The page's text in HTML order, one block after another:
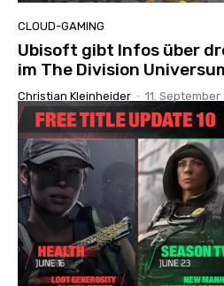
CLOUD-GAMING
Ubisoft gibt Infos über
im The Division
Christian Kleinheider - 11. September